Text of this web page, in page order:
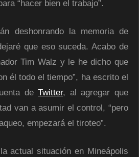
“hacer bien el trabajo”.
deshonrando la memoria de
que eso suceda. Acabo de
Tim Walz y le he dicho que
él todo el tiempo”, ha escrito el
deTwitter, al agregar que
van a asumir el control, “pero
empezará el tiroteo”.
actual situación en Mineápolis